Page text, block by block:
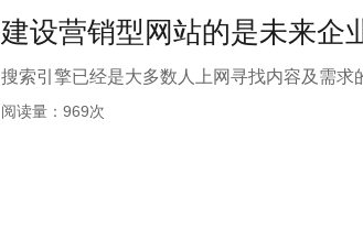
建设营销型网站的是未来企
搜索引擎已经是大多数人上网寻找内容及需
阅读量：969次